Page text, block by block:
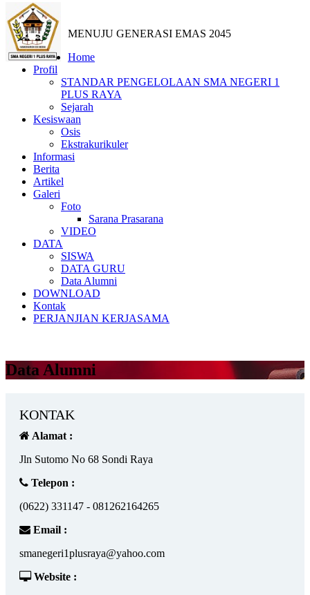
MENUJU GENERASI EMAS 2045
Home
Profil
STANDAR PENGELOLAAN SMA NEGERI 1
PLUS RAYA
Sejarah
Kesiswaan
Osis
Ekstrakurikuler
Informasi
Berita
Artikel
Galeri
Foto
Sarana Prasarana
VIDEO
DATA
SISWA
DATA GURU
Data Alumni
DOWNLOAD
Kontak
PERJANJIAN KERJASAMA
Data Alumni
KONTAK
Alamat :
Jln Sutomo No 68 Sondi Raya
Telepon :
(0622) 331147 - 081262164265
Email :
smanegeri1plusraya@yahoo.com
Website :